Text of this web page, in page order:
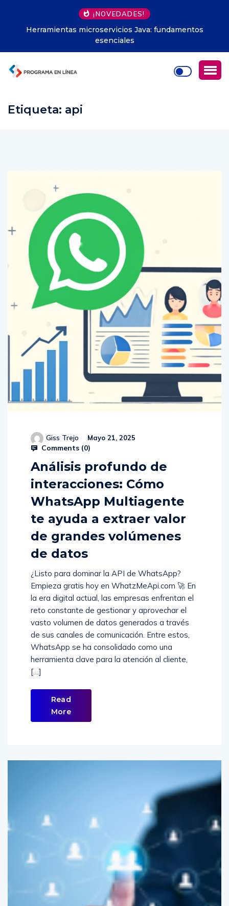
¡NOVEDADES!
Herramientas microservicios Java: fundamentos
esenciales
Etiqueta: api
Giss Trejo Mayo 21, 2025
Comments (0)
Análisis profundo de
interacciones: Cómo
WhatsApp Multiagente
te ayuda a extraer valor
de grandes volúmenes
de datos
¿Listo para dominar la API de WhatsApp?
Empieza gratis hoy en WhatzMeApi.com 🚀 En
la era digital actual, las empresas enfrentan el
reto constante de gestionar y aprovechar el
vasto volumen de datos generados a través
de sus canales de comunicación. Entre estos,
WhatsApp se ha consolidado como una
herramienta clave para la atención al cliente,
[…]
Read
More